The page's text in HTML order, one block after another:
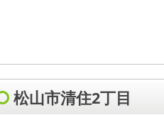
松山市清住2丁目